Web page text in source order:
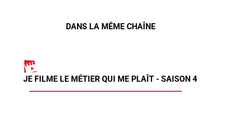
DANS LA MÊME CHAÎNE
JE FILME LE MÉTIER QUI ME PLAÎT - SAISON 4